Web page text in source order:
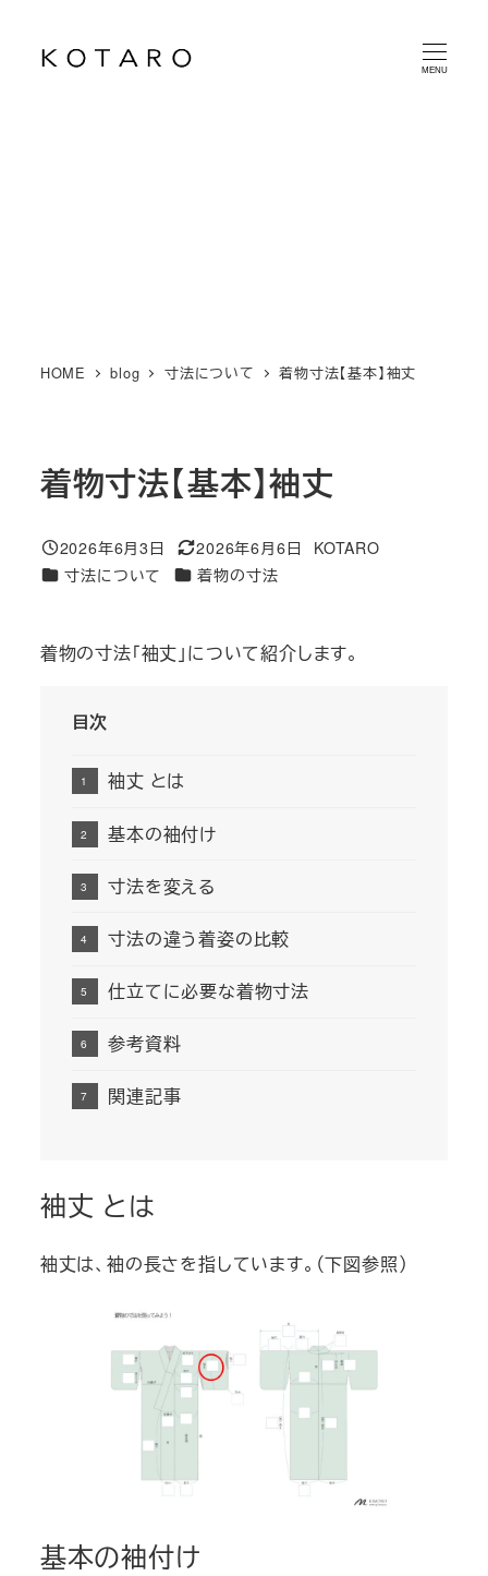
MENU
HOME blog 寸法について 着物寸法【基本】袖丈
着物寸法【基本】袖丈
投稿日
2026年6月3日
更新日
2026年6月6日
著
KOTARO
カテゴリー
寸法について カテゴリー
着物の寸法
着物の寸法「袖丈」について紹介します。
目次
袖丈 とは
基本の袖付け
寸法を変える
寸法の違う着姿の比較
仕立てに必要な着物寸法
参考資料
関連記事
袖丈 とは
袖丈は、袖の長さを指しています。（下図参照）
基本の袖付け